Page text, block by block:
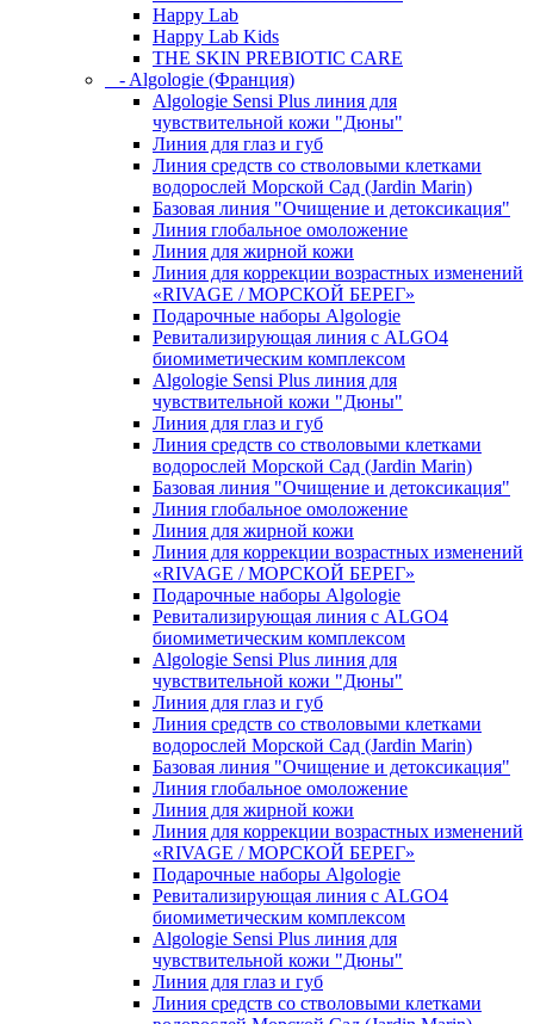
Happy Lab
Happy Lab Kids
THE SKIN PREBIOTIC CARE
- Algologie (Франция)
Algologie Sensi Plus линия для
чувcтвительной кожи "Дюны"
Линия для глаз и губ
Линия средств со стволовыми клетками
водорослей Морской Сад (Jardin Marin)
Базовая линия "Очищение и детоксикация"
Линия глобальное омоложение
Линия для жирной кожи
Линия для коррекции возрастных изменений
«RIVAGE / МОРСКОЙ БЕРЕГ»
Подарочные наборы Algologie
Ревитализирующая линия с ALGO4
биомиметическим комплексом
Algologie Sensi Plus линия для
чувcтвительной кожи "Дюны"
Линия для глаз и губ
Линия средств со стволовыми клетками
водорослей Морской Сад (Jardin Marin)
Базовая линия "Очищение и детоксикация"
Линия глобальное омоложение
Линия для жирной кожи
Линия для коррекции возрастных изменений
«RIVAGE / МОРСКОЙ БЕРЕГ»
Подарочные наборы Algologie
Ревитализирующая линия с ALGO4
биомиметическим комплексом
Algologie Sensi Plus линия для
чувcтвительной кожи "Дюны"
Линия для глаз и губ
Линия средств со стволовыми клетками
водорослей Морской Сад (Jardin Marin)
Базовая линия "Очищение и детоксикация"
Линия глобальное омоложение
Линия для жирной кожи
Линия для коррекции возрастных изменений
«RIVAGE / МОРСКОЙ БЕРЕГ»
Подарочные наборы Algologie
Ревитализирующая линия с ALGO4
биомиметическим комплексом
Algologie Sensi Plus линия для
чувcтвительной кожи "Дюны"
Линия для глаз и губ
Линия средств со стволовыми клетками